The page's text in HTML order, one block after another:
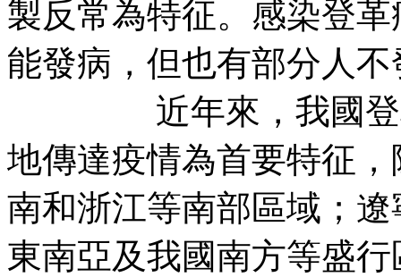
製反常為特征。感染登
能發病，但也有部分人
近年來，我國登革
地傳達疫情為首要特征
南和浙江等南部區域；
東南亞及我國南方等盛